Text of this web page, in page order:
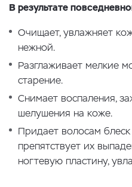
В результате
Очищает, увлажняет
нежной.
Разглаживает мелкие
старение.
Снимает воспаления,
шелушения на коже.
Придает волосам
препятствует их
ногтевую пластину,